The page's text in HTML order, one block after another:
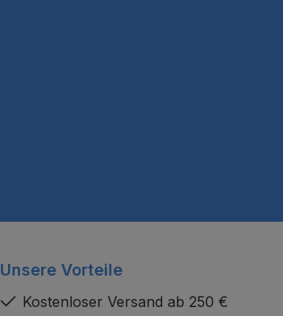
Unsere Vorteile
Kostenloser Versand ab 250 €